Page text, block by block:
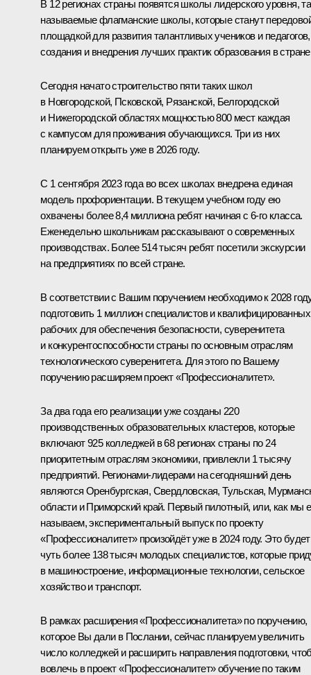
В 12 регионах страны появятся школы лидерского уровня,
называемые флагманские школы, которые станут
площадкой для развития талантливых учеников и педагогов,
создания и внедрения лучших практик образования в
Сегодня начато строительство пяти таких школ
в Новгородской, Псковской, Рязанской, Белгородской
и Нижегородской областях мощностью 800 мест каждая
с кампусом для проживания обучающихся. Три из них
планируем открыть уже в 2026 году.
С 1 сентября 2023 года во всех школах внедрена единая
модель профориентации. В текущем учебном году ею
охвачены более 8,4 миллиона ребят начиная с 6-го класса.
Еженедельно школьникам рассказывают о современных
производствах. Более 514 тысяч ребят посетили экскурсии
на предприятиях по всей стране.
В соответствии с Вашим поручением необходимо к 2028
подготовить 1 миллион специалистов и квалифицированных
рабочих для обеспечения безопасности, суверенитета
и конкурентоспособности страны по основным отраслям
технологического суверенитета. Для этого по Вашему
поручению расширяем проект «Профессионалитет».
За два года его реализации уже созданы 220
производственных образовательных кластеров, которые
включают 925 колледжей в 68 регионах страны по 24
приоритетным отраслям экономики, привлекли 1 тысячу
предприятий. Регионами-лидерами на сегодняшний день
являются Оренбургская, Свердловская, Тульская,
области и Приморский край. Первый пилотный, или, как мы
называем, экспериментальный выпуск по проекту
«Профессионалитет» произойдёт уже в 2024 году. Это будет
чуть более 138 тысяч молодых специалистов, которые
в машиностроение, информационные технологии, сельское
хозяйство и транспорт.
В рамках расширения «Профессионалитета» по поручению,
которое Вы дали в Послании, сейчас планируем увеличить
число колледжей и расширить направления подготовки,
вовлечь в проект «Профессионалитет» обучение по таким